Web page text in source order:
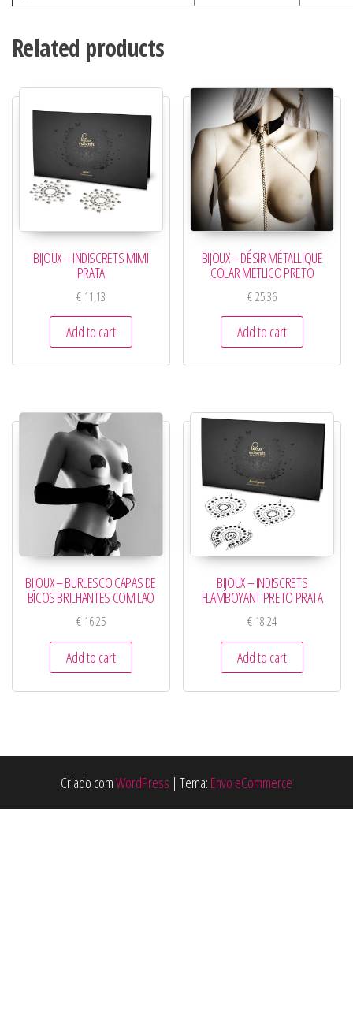
Related products
BIJOUX – INDISCRETS MIMI
PRATA
€11,13
Add to cart
BIJOUX – DÉSIR MÉTALLIQUE
COLAR METLICO PRETO
€25,36
Add to cart
BIJOUX – BURLESCO CAPAS DE
BICOS BRILHANTES COM LAO
€16,25
Add to cart
BIJOUX – INDISCRETS
FLAMBOYANT PRETO PRATA
€ 18,24
Add to cart
Criado comWordPress | Tema: Envo eCommerce